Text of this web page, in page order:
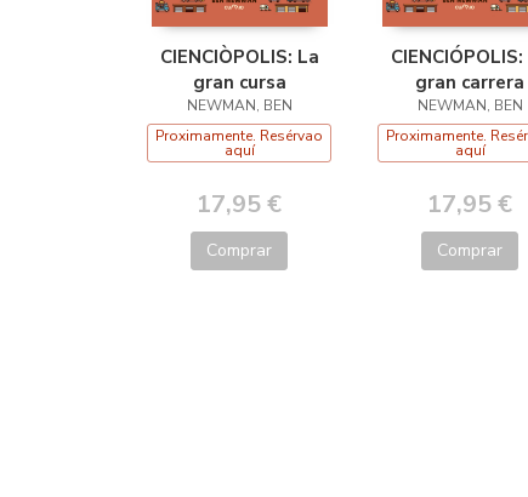
CIENCIÒPOLIS: La
gran cursa
NEWMAN, BEN
Proximamente. Resérvao
aquí
17,95 €
Comprar
gran carrera
NEWMAN, BEN
Proximamente.
aquí
17,95 €
Comprar